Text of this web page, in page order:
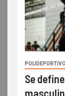
POLIDEPORTIVO
Se